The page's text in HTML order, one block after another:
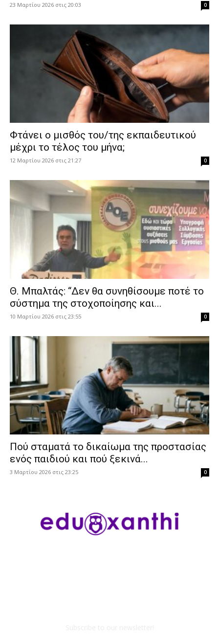
23 Μαρτίου 2026 στις 20:03 0
Φτάνει ο μισθός του/της εκπαιδευτικού
μέχρι το τέλος του μήνα;
12 Μαρτίου 2026 στις 21:27 0
Θ. Μπαλτάς: “Δεν θα συνηθίσουμε ποτέ το
σύστημα της στοχοποίησης και...
10 Μαρτίου 2026 στις 23:55 0
Πού σταματά το δικαίωμα της προστασίας
ενός παιδιού και πού ξεκινά...
3 Μαρτίου 2026 στις 23:25 0